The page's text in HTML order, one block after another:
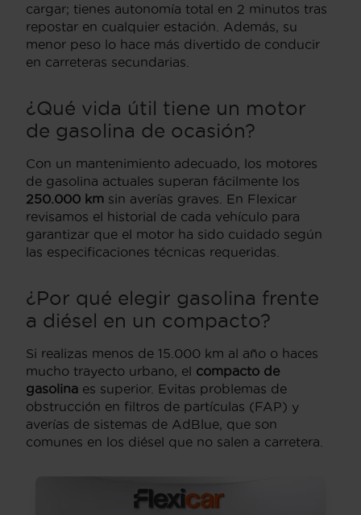
cargar; tienes autonomía total en 2 minutos tras
repostar en cualquier estación. Además, su
menor peso lo hace más divertido de conducir
en carreteras secundarias.
¿Qué vida útil tiene un motor
de gasolina de ocasión?
Con un mantenimiento adecuado, los motores
de gasolina actuales superan fácilmente los
250.000 km sin averías graves. En Flexicar
revisamos el historial de cada vehículo para
garantizar que el motor ha sido cuidado según
las especificaciones técnicas requeridas.
¿Por qué elegir gasolina frente
a diésel en un compacto?
Si realizas menos de 15.000 km al año o haces
mucho trayecto urbano, el compacto de
gasolina es superior. Evitas problemas de
obstrucción en filtros de partículas (FAP) y
averías de sistemas de AdBlue, que son
comunes en los diésel que no salen a carretera.